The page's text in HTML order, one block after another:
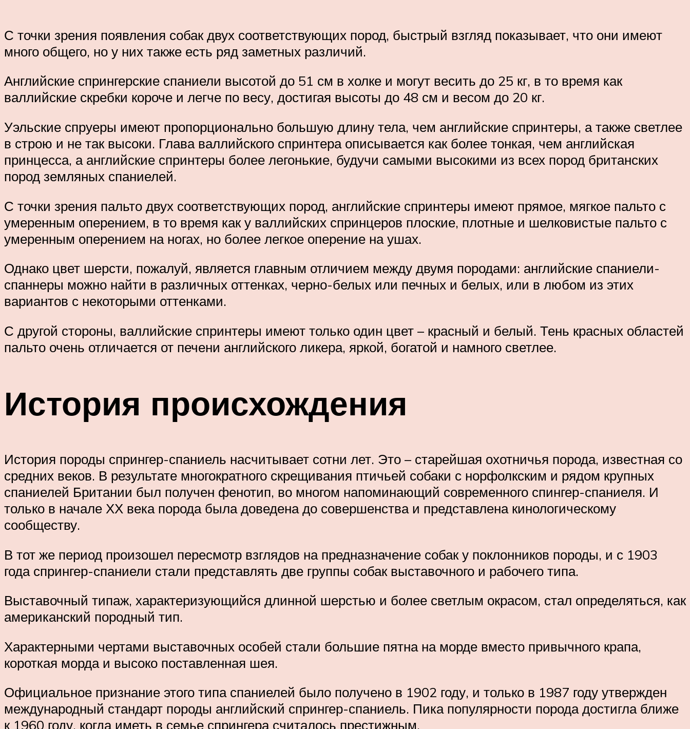
С точки зрения появления собак двух соответствующих пород, быстрый взгляд показывает, что они имеют
много общего, но у них также есть ряд заметных различий.
Английские спрингерские спаниели высотой до 51 см в холке и могут весить до 25 кг, в то время как
валлийские скребки короче и легче по весу, достигая высоты до 48 см и весом до 20 кг.
Уэльские спруеры имеют пропорционально большую длину тела, чем английские спринтеры, а также светлее
в строю и не так высоки. Глава валлийского спринтера описывается как более тонкая, чем английская
принцесса, а английские спринтеры более легонькие, будучи самыми высокими из всех пород британских
пород земляных спаниелей.
С точки зрения пальто двух соответствующих пород, английские спринтеры имеют прямое, мягкое пальто с
умеренным оперением, в то время как у валлийских спринцеров плоские, плотные и шелковистые пальто с
умеренным оперением на ногах, но более легкое оперение на ушах.
Однако цвет шерсти, пожалуй, является главным отличием между двумя породами: английские спаниели-
спаннеры можно найти в различных оттенках, черно-белых или печных и белых, или в любом из этих
вариантов с некоторыми оттенками.
С другой стороны, валлийские спринтеры имеют только один цвет – красный и белый. Тень красных областей
пальто очень отличается от печени английского ликера, яркой, богатой и намного светлее.
История происхождения
История породы спрингер-спаниель насчитывает сотни лет. Это – старейшая охотничья порода, известная со
средних веков. В результате многократного скрещивания птичьей собаки с норфолкским и рядом крупных
спаниелей Британии был получен фенотип, во многом напоминающий современного спингер-спаниеля. И
только в начале ХХ века порода была доведена до совершенства и представлена кинологическому
сообществу.
В тот же период произошел пересмотр взглядов на предназначение собак у поклонников породы, и с 1903
года спрингер-спаниели стали представлять две группы собак выставочного и рабочего типа.
Выставочный типаж, характеризующийся длинной шерстью и более светлым окрасом, стал определяться, как
американский породный тип.
Характерными чертами выставочных особей стали большие пятна на морде вместо привычного крапа,
короткая морда и высоко поставленная шея.
Официальное признание этого типа спаниелей было получено в 1902 году, и только в 1987 году утвержден
международный стандарт породы английский спрингер-спаниель. Пика популярности порода достигла ближе
к 1960 году, когда иметь в семье спрингера считалось престижным.